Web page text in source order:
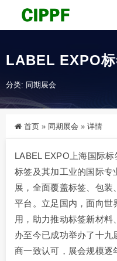
LABEL EXPO
分类: 同期展会
首页 » 同期展会 » 详情
LABEL EXPO上海国际
标签及其加工业的国际专
展，全面覆盖标签、包
平台。立足国内，面向世
用，助力推动标签新材料
办至今已成功举办了十九
商一致认可，展会规模逐